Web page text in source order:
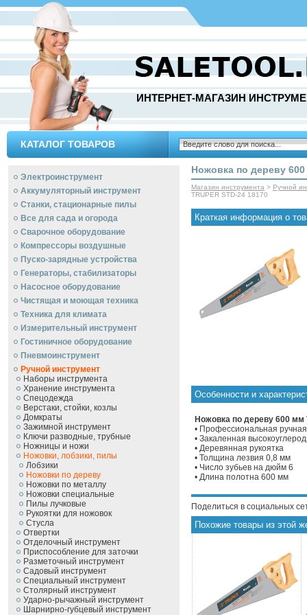
ИНТЕРНЕТ-МАГАЗИН
КАТАЛОГ ТОВАРОВ
Электроинструмент
Аккумуляторный инструмент
Станки, стационарные пилы
Все для сада и огорода
Сварочное оборудование
Компрессоры воздушные
Пуско-зарядные устройства
Генераторы, стабилизаторы
Насосное оборудование
Чистящая и моющая техника
Техника для климата
Измерительный инструмент
Гостиничное оборудование
Пневмоинструмент
Ручной инcтрумент
Наборы инструмента
Хранение инструмента
Спецодежда
Верстаки, стойки, козлы
Домкраты
Зажимной инструмент
Ключи разводные, трубные
Ножницы и ножи
Ножовки, лобзики, пилы
Лобзики
Ножовки по дереву
Ножовки по металлу
Ножовки специальные
Пилы лучковые
Рукоятки для ножовок
Стусла
Отвертки
Отделочный инструмент
Приспособление для заточки
Разметочный инструмент
Садовый инструмент
Специальный инструмент
Столярный инструмент
Ударно-рычажный инструмент
Шарнирно-губцевый инструмент
Ножовка по дереву 600
Магазин инструмента > Ручной
TRUPER STD-24 18170
Краткая информация о
Особенности и
Ножовка по дереву 600 мм
• Профессиональная
• Закаленная
• Деревянная рукоятка
• Толщина лезвия 0,8 мм
• Число зубьев на дюйм 6
• Длина полотна 600 мм
Поделиться в социальных
Похожие товары из этой